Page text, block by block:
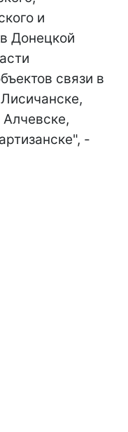
и
Донецкой
связи в
-